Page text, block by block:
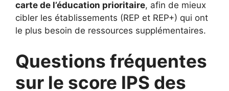
carte de l’éducation prioritaire, afin de mieux
cibler les établissements (REP et REP+) qui ont
le plus besoin de ressources supplémentaires.
Questions fréquentes
sur le score IPS des